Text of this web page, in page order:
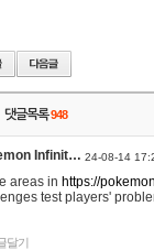
댓글목록948
Infinit… 24-08-14
areas in https://
test players'
달기